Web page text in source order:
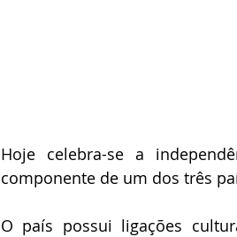
Hoje celebra-se a
componente de um dos três
O país possui ligações